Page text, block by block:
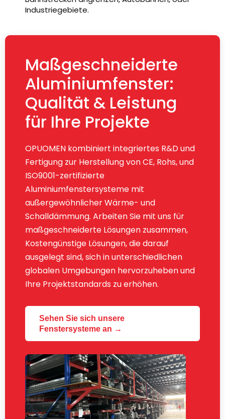
Industriegebiete.
Maßgeschneiderte
Aluminiumfenster:
Qualität & Leistung
für Ihre Projekte
OPUOMEN kombiniert integriertes R&D und
Fertigung zur Herstellung von CE, Rohs, und
ISO9001-zertifizierte
Aluminiumfenstersysteme mit
außergewöhnlicher Wärme- und
Schalldämmung. Arbeiten Sie mit uns für
maßgeschneiderte Lösungen zusammen,
Kostengünstige Lösungen, die darauf
ausgelegt sind, sich in unterschiedlichen
globalen Umgebungen hervorzuheben und
Ihre Projektstandards zu erhöhen.
Sehen Sie sich unsere
Fenstersysteme an →